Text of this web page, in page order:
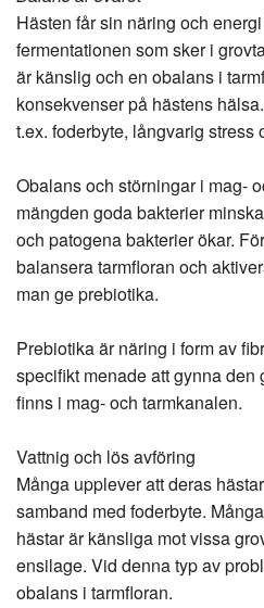
Hästen får sin näring och
fermentationen som sker i
är känslig och en obalans i
konsekvenser på hästens
t.ex. foderbyte, långvarig
Obalans och störningar i mag-
mängden goda bakterier
och patogena bakterier ökar.
balansera tarmfloran och
man ge prebiotika.
Prebiotika är näring i form av
specifikt menade att gynna den
finns i mag- och tarmkanalen.
Vattnig och lös avföring
Många upplever att deras
samband med foderbyte.
hästar är känsliga mot vissa
ensilage. Vid denna typ av
obalans i tarmfloran.